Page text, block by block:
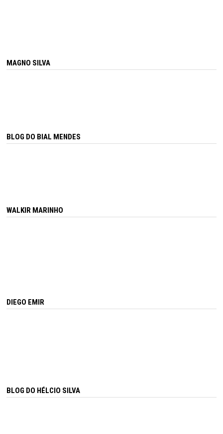
MAGNO SILVA
BLOG DO BIAL MENDES
WALKIR MARINHO
DIEGO EMIR
BLOG DO HÉLCIO SILVA